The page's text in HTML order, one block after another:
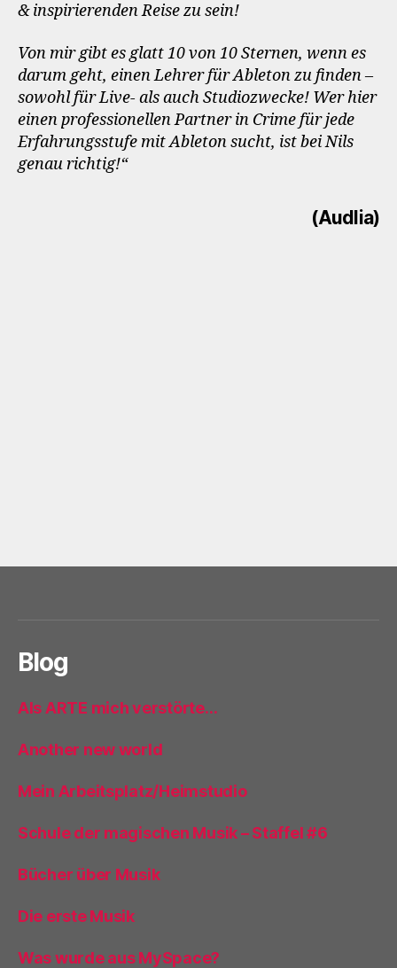
& inspirierenden Reise zu sein!
Von mir gibt es glatt 10 von 10 Sternen, wenn es
darum geht, einen Lehrer für Ableton zu finden –
sowohl für Live- als auch Studiozwecke! Wer hier
einen professionellen Partner in Crime für jede
Erfahrungsstufe mit Ableton sucht, ist bei Nils
genau richtig!“
(Audlia)
Blog
Als ARTE mich verstörte…
Another new world
Mein Arbeitsplatz/Heimstudio
Schule der magischen Musik – Staffel #6
Bücher über Musik
Die erste Musik
Was wurde aus MySpace?